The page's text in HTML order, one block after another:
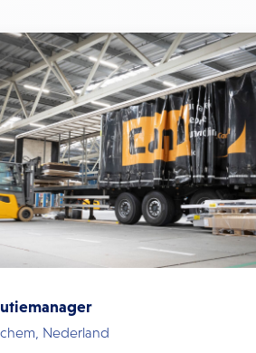
Nederland